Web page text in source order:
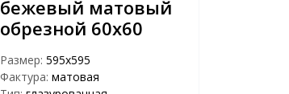
бежевый матовый
обрезной 60х60
Размер: 595х595
Фактура: матовая